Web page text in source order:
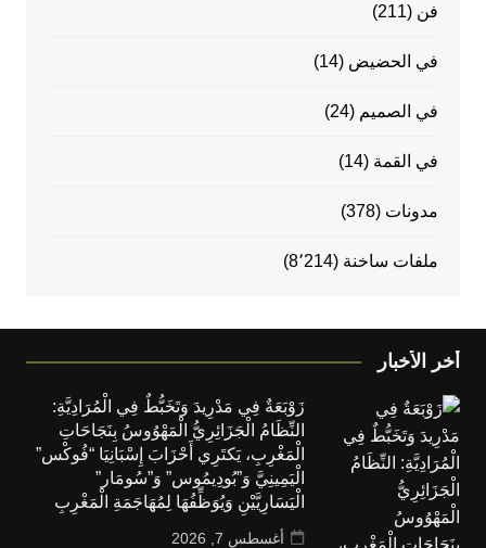
فن (211)
في الحضيض (14)
في الصميم (24)
في القمة (14)
مدونات (378)
ملفات ساخنة (8٬214)
أخر الأخبار
زَوْبَعَةٌ فِي مَدْرِيدَ وَتَخَبُّطٌ فِي الْمُرَادِيَّةِ:
النِّظَامُ الْجَزَائِرِيُّ الْمَهْوُوسُ بِنَجَاحَاتِ
الْمَغْرِبِ، يَكتَرِي أَحْزَابَ إِسْبَانِيَا “فُوكْس”
الْيَمِينِيَّ وَ”بُودِيمُوس” وَ”سُومَار”
الْيَسَارِيَّيْنِ وَيُوَظِّفُهَا لِمُهَاجَمَةِ الْمَغْرِبِ
أغسطس 7, 2026